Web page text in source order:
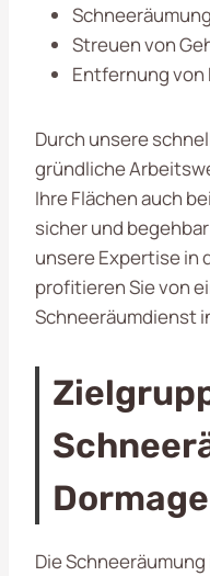
Streuen von
Entfernung von
Durch unsere
gründliche
Ihre Flächen auch
sicher und
unsere Expertise in
profitieren Sie von
Schneeräumdienst
Die